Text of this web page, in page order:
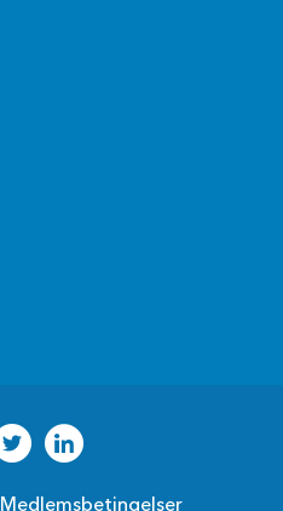
Medlemsbetingelser